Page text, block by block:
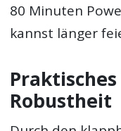
80 Minuten
kannst länger
Robustheit